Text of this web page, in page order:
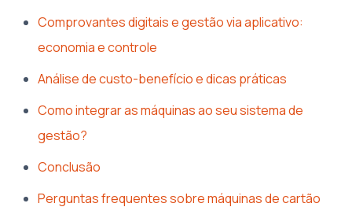
Comprovantes digitais e gestão via aplicativo:
economia e controle
Análise de custo-benefício e dicas práticas
Como integrar as máquinas ao seu sistema de
gestão?
Conclusão
Perguntas frequentes sobre máquinas de cartão